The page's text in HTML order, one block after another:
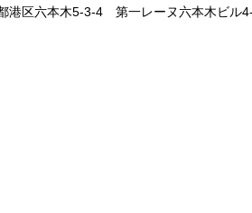
港区六本木5-3-4 第一レーヌ六本木ビル